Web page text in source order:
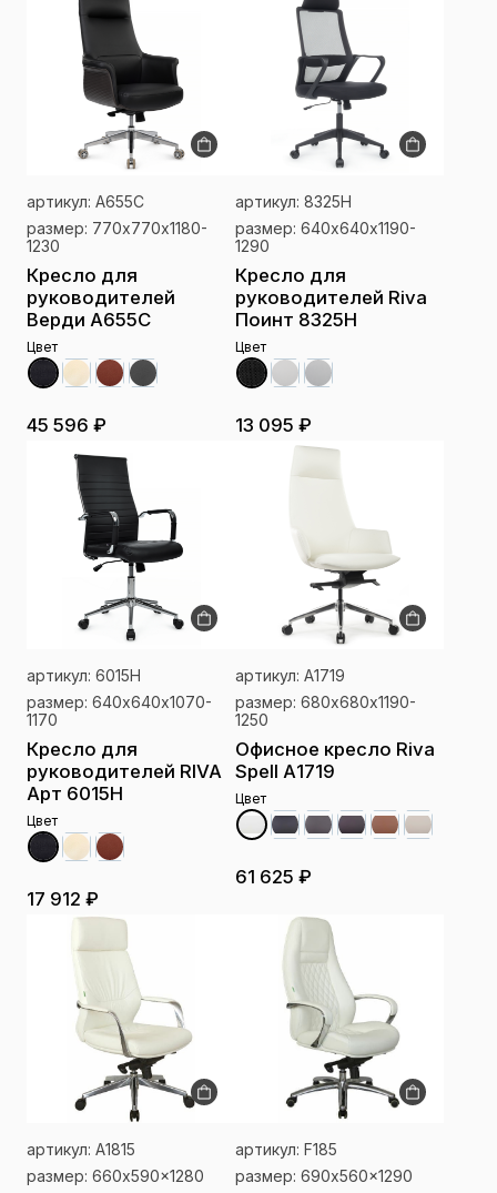
артикул: A655C
размер: 770х770х1180-
1230
Кресло для
руководителей
Верди A655C
Цвет
45 596 ₽
артикул: 8325H
размер: 640х640х1190-
1290
Кресло для
руководителей Riva
Поинт 8325H
Цвет
13 095 ₽
артикул: 6015H
размер: 640х640х1070-
1170
Кресло для
руководителей RIVA
Арт 6015H
Цвет
17 912 ₽
артикул: А1719
размер: 680х680х1190-
1250
Офисное кресло Riva
Spell А1719
Цвет
61 625 ₽
артикул: А1815
размер: 660x590x1280
артикул: F185
размер: 690x560x1290